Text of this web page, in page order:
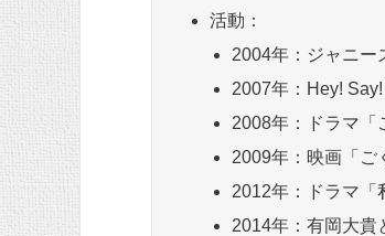
活動：
2004年：ジャニー
2007年：Hey!
2008年：ドラマ「
2009年：映画「ご
2012年：ドラマ「
2014年：有岡大貴